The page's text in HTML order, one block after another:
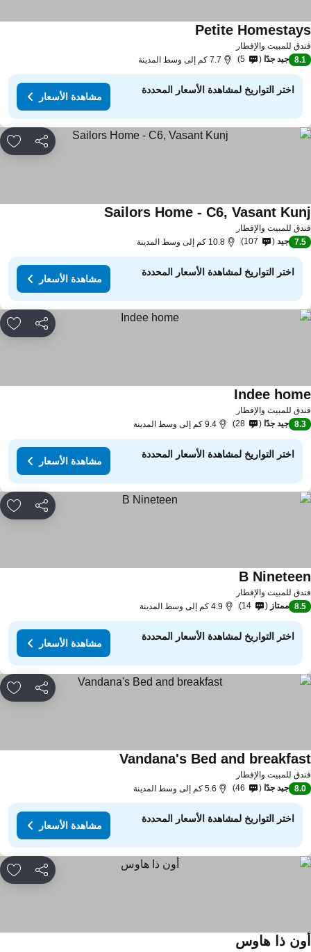
للمبيت والإفطار
Petiteمشاهدة الأسعار
8.1 جيد جدًا 5 7.7 كم إلى وسط المدينة
اختر التواريخ لمشاهدة الأسعار المحددة
مشاهدة الأسعار
مشاركة
للمبيت والإفطار
Sailors Home - C6, Vasantمشاهدة الأسعار
7.5 جيد 107 10.8 كم إلى وسط المدينة
اختر التواريخ لمشاهدة الأسعار المحددة
مشاهدة الأسعار
مشاركة
للمبيت والإفطار
Indeeمشاهدة الأسعار
8.3 جيد جدًا 28 9.4 كم إلى وسط المدينة
اختر التواريخ لمشاهدة الأسعار المحددة
مشاهدة الأسعار
مشاركة
للمبيت والإفطار
Bمشاهدة الأسعار
8.5 ممتاز 14 4.9 كم إلى وسط المدينة
اختر التواريخ لمشاهدة الأسعار المحددة
مشاهدة الأسعار
مشاركة
للمبيت والإفطار
Vandana's Bed andمشاهدة الأسعار
8.0 جيد جدًا 46 5.6 كم إلى وسط المدينة
اختر التواريخ لمشاهدة الأسعار المحددة
مشاهدة الأسعار
مشاركة
ذا هاوسمشاهدة الأسعار